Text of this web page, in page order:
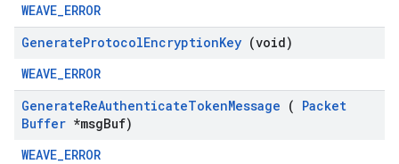
WEAVE_ERROR
GenerateProtocolEncryptionKey (void)
WEAVE_ERROR
GenerateReAuthenticateTokenMessage ( Packet
Buffer *msgBuf)
WEAVE_ERROR